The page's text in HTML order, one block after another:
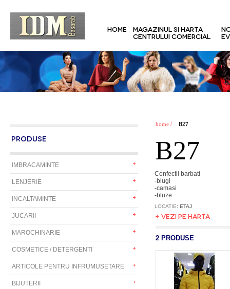
HOME
MAGAZINUL SI HARTA
CENTRULUI COMERCIAL
PRODUSE
IMBRACAMINTE
LENJERIE
INCALTAMINTE
JUCARII
MAROCHINARIE
COSMETICE / DETERGENTI
ARTICOLE PENTRU INFRUMUSETARE
BIJUTERII
home / B27
B27
Confectii barbati
-blugi
-camasi
-bluze
LOCATIE: ETAJ
+ VEZI PE HARTA
2 PRODUSE